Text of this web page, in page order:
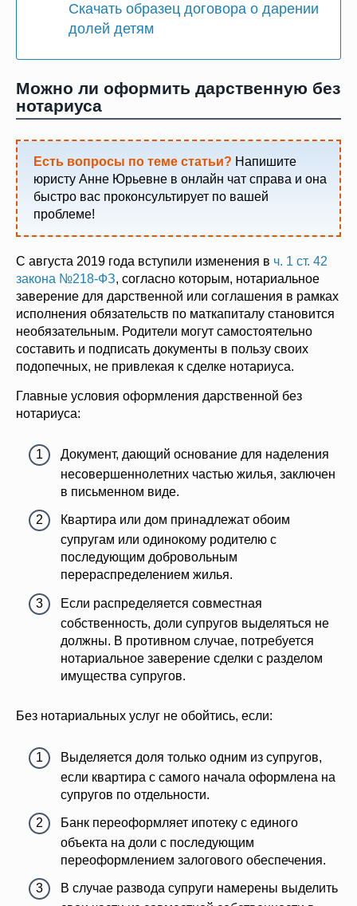
Скачать образец договора о дарении
долей детям
Можно ли оформить дарственную без
нотариуса
Есть вопросы по теме статьи? Напишите
юристу Анне Юрьевне в онлайн чат справа и она
быстро вас проконсультирует по вашей
проблеме!
С августа 2019 года вступили изменения в ч. 1 ст. 42
закона №218-ФЗ, согласно которым, нотариальное
заверение для дарственной или соглашения в рамках
исполнения обязательств по маткапиталу становится
необязательным. Родители могут самостоятельно
составить и подписать документы в пользу своих
подопечных, не привлекая к сделке нотариуса.
Главные условия оформления дарственной без
нотариуса:
Документ, дающий основание для наделения
несовершеннолетних частью жилья, заключен
в письменном виде.
Квартира или дом принадлежат обоим
супругам или одинокому родителю с
последующим добровольным
перераспределением жилья.
Если распределяется совместная
собственность, доли супругов выделяться не
должны. В противном случае, потребуется
нотариальное заверение сделки с разделом
имущества супругов.
Без нотариальных услуг не обойтись, если:
Выделяется доля только одним из супругов,
если квартира с самого начала оформлена на
супругов по отдельности.
Банк переоформляет ипотеку с единого
объекта на доли с последующим
переоформлением залогового обеспечения.
В случае развода супруги намерены выделить